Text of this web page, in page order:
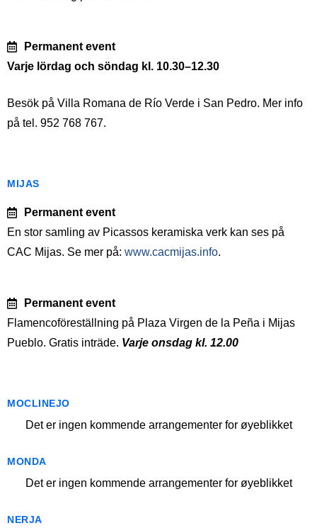
Permanent event
Varje lördag och söndag kl. 10.30–12.30
Besök på Villa Romana de Río Verde i San Pedro. Mer info
på tel. 952 768 767.
MIJAS
Permanent event
En stor samling av Picassos keramiska verk kan ses på
CAC Mijas. Se mer på: www.cacmijas.info.
Permanent event
Flamencoföreställning på Plaza Virgen de la Peña i Mijas
Pueblo. Gratis inträde. Varje onsdag kl. 12.00
MOCLINEJO
Det er ingen kommende arrangementer for øyeblikket
MONDA
Det er ingen kommende arrangementer for øyeblikket
NERJA